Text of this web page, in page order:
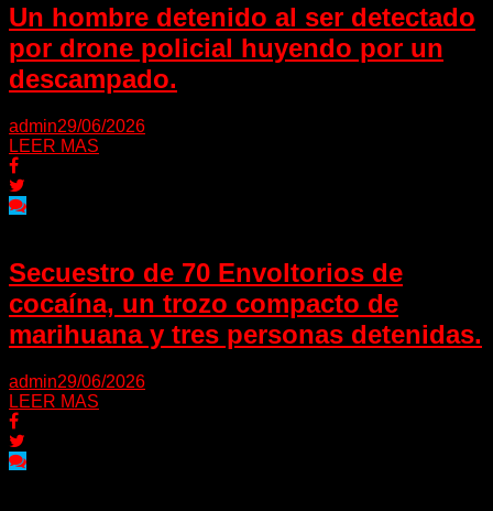
Un hombre detenido al ser detectado
por drone policial huyendo por un
descampado.
admin29/06/2026
LEER MAS
Secuestro de 70 Envoltorios de
cocaína, un trozo compacto de
marihuana y tres personas detenidas.
admin29/06/2026
LEER MAS